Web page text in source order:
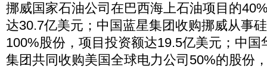
挪威国家石油公司在巴西海上石油项目的
达30.7亿美元；中国蓝星集团收购挪威从事
100%股份，项目投资额达19.5亿美元；中国
集团共同收购美国全球电力公司50%的股份